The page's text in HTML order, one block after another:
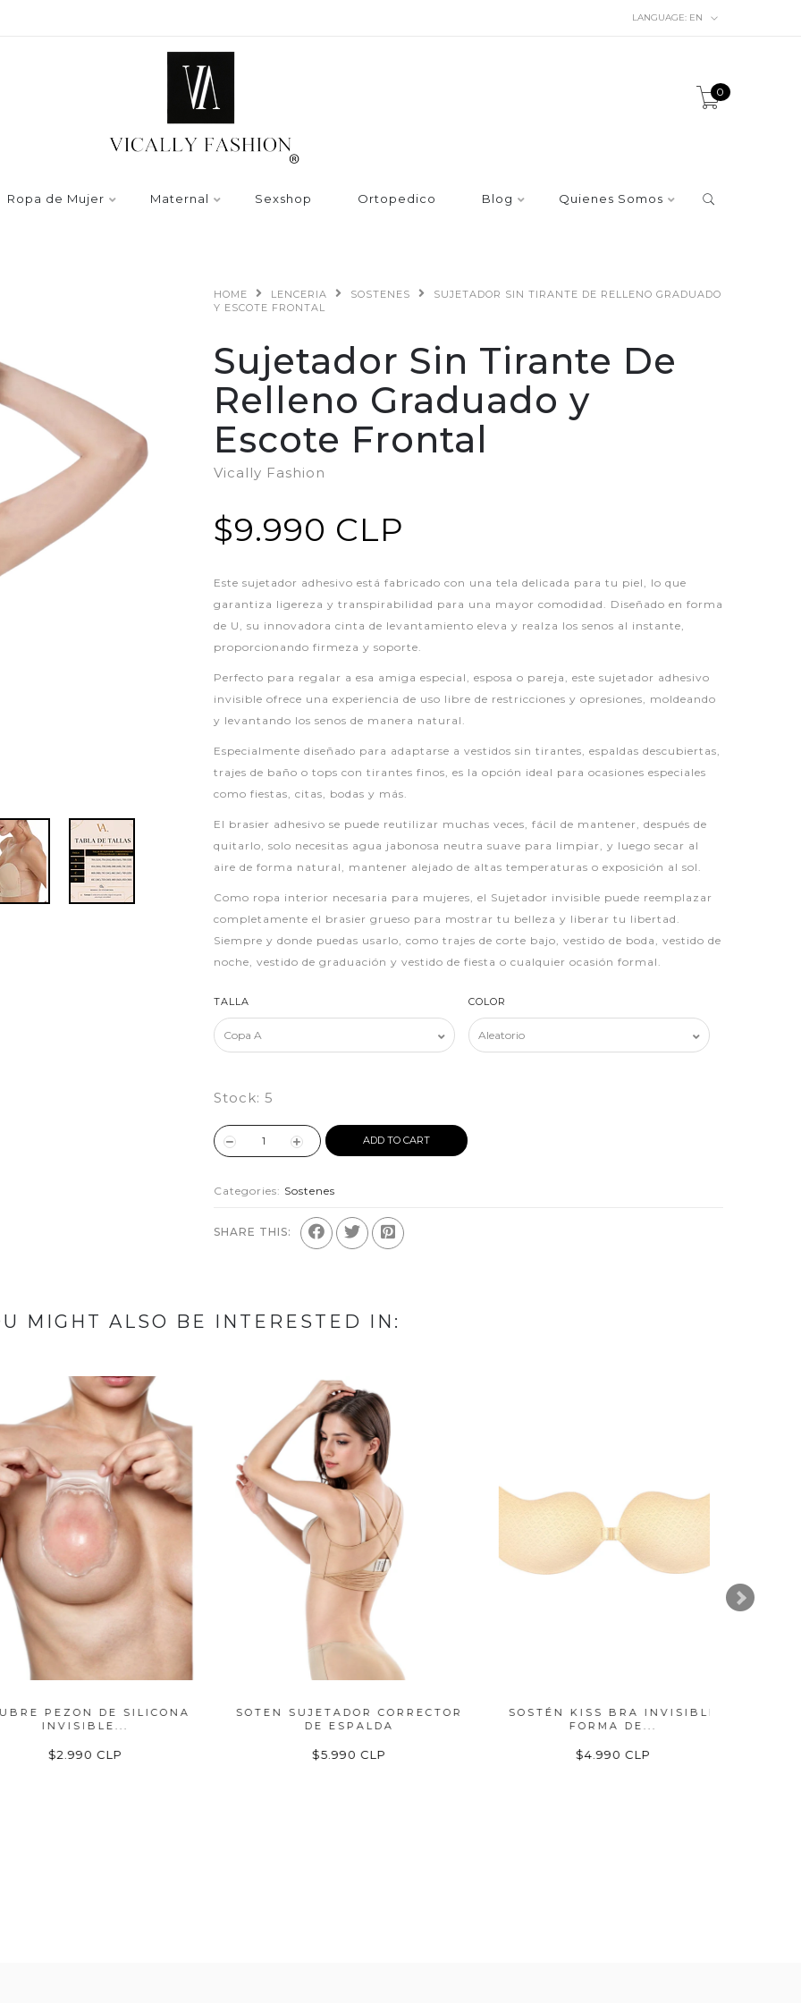
LANGUAGE: EN
0
Ropa de Mujer Maternal Sexshop Ortopedico Blog Quienes Somos
HOME LENCERIA SOSTENES
SUJETADOR SIN TIRANTE DE RELLENO GRADUADO
Y ESCOTE FRONTAL
Sujetador Sin Tirante De
Relleno Graduado y
Escote Frontal
Vically Fashion
$9.990 CLP
Este sujetador adhesivo está fabricado con una tela delicada para tu piel, lo que
garantiza ligereza y transpirabilidad para una mayor comodidad. Diseñado en forma
de U, su innovadora cinta de levantamiento eleva y realza los senos al instante,
proporcionando firmeza y soporte.
Perfecto para regalar a esa amiga especial, esposa o pareja, este sujetador adhesivo
invisible ofrece una experiencia de uso libre de restricciones y opresiones, moldeando
y levantando los senos de manera natural.
Especialmente diseñado para adaptarse a vestidos sin tirantes, espaldas descubiertas,
trajes de baño o tops con tirantes finos, es la opción ideal para ocasiones especiales
como fiestas, citas, bodas y más.
El brasier adhesivo se puede reutilizar muchas veces, fácil de mantener, después de
quitarlo, solo necesitas agua jabonosa neutra suave para limpiar, y luego secar al
aire de forma natural, mantener alejado de altas temperaturas o exposición al sol.
Como ropa interior necesaria para mujeres, el Sujetador invisible puede reemplazar
completamente el brasier grueso para mostrar tu belleza y liberar tu libertad.
Siempre y donde puedas usarlo, como trajes de corte bajo, vestido de boda, vestido de
noche, vestido de graduación y vestido de fiesta o cualquier ocasión formal.
TALLA COLOR
Stock: 5
ADD TO CART
Categories: Sostenes
SHARE THIS:
MIGHT ALSO BE INTERESTED IN:
PEZON DE SILICONA
INVISIBLE...
$2.990 CLP
SOTEN SUJETADOR CORRECTOR
DE ESPALDA
$5.990 CLP
SOSTÉN KISS BRA INVISIBLE
FORMA DE...
$4.990 CLP